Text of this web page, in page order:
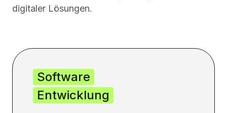
digitaler Lösungen.
Software
Entwicklung